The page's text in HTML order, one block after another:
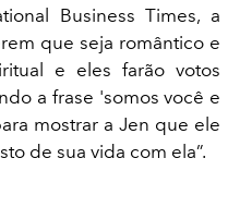
Business Times, a
que seja romântico e
e eles farão votos
a frase 'somos você e
mostrar a Jen que ele
de sua vida com ela”.